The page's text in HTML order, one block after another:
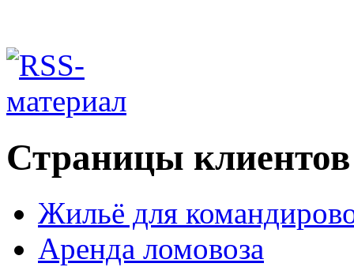
Страницы клиентов
Жильё для
Аренда ломовоза